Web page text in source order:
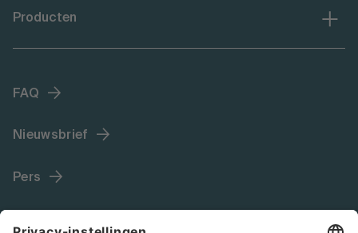
Producten
FAQ
Nieuwsbrief
Pers